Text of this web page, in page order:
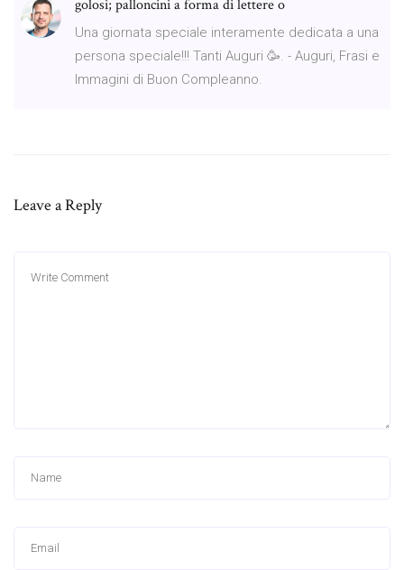
golosi; palloncini a forma di lettere o
Una giornata speciale interamente dedicata a una
persona speciale!!! Tanti Auguri 🥳. - Auguri, Frasi e
Immagini di Buon Compleanno.
Leave a Reply